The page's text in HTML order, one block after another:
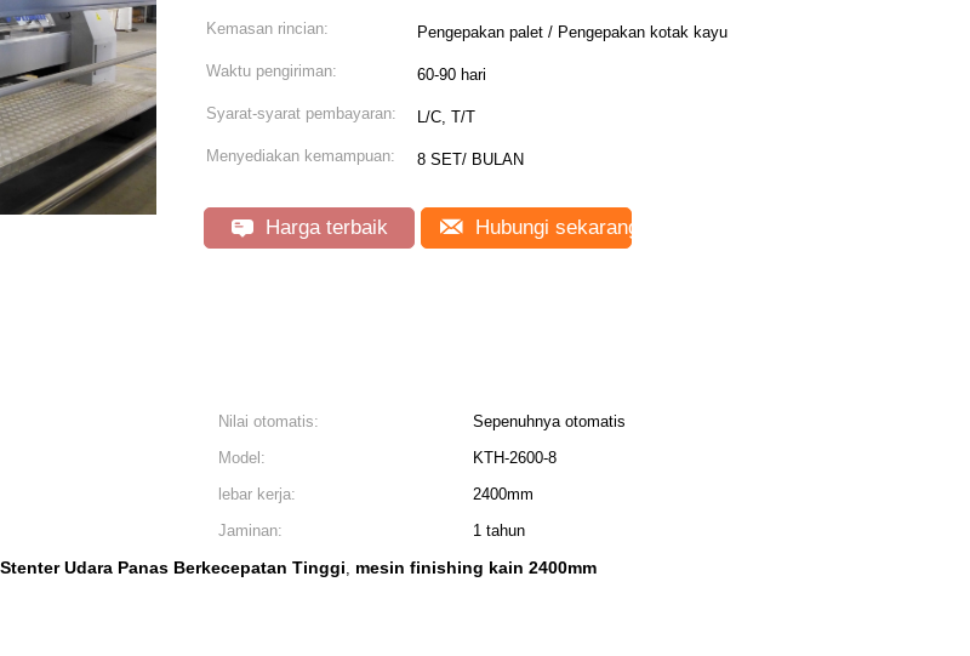
Kemasan rincian: Pengepakan palet / Pengepakan kotak kayu
Waktu pengiriman: 60-90 hari
Syarat-syarat pembayaran: L/C, T/T
Menyediakan kemampuan: 8 SET/ BULAN
Harga terbaik Hubungi sekarang
Nilai otomatis:
Sepenuhnya otomatis
Model:
KTH-2600-8
lebar kerja:
2400mm
Jaminan:
1 tahun
Udara Panas Berkecepatan Tinggi, mesin finishing kain 2400mm